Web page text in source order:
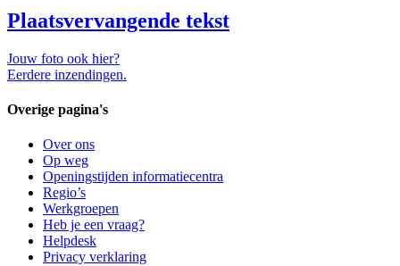
Plaatsvervangende tekst
Jouw foto ook hier?
Eerdere inzendingen.
Overige pagina's
Over ons
Op weg
Openingstijden informatiecentra
Regio’s
Werkgroepen
Heb je een vraag?
Helpdesk
Privacy verklaring